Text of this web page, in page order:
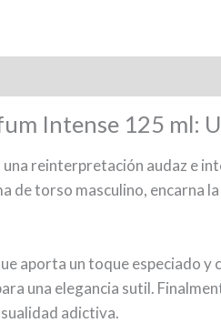
Intense 125 ml:
una reinterpretación audaz e
de torso masculino, encarna
aporta un toque especiado y
una elegancia sutil.
adictiva.